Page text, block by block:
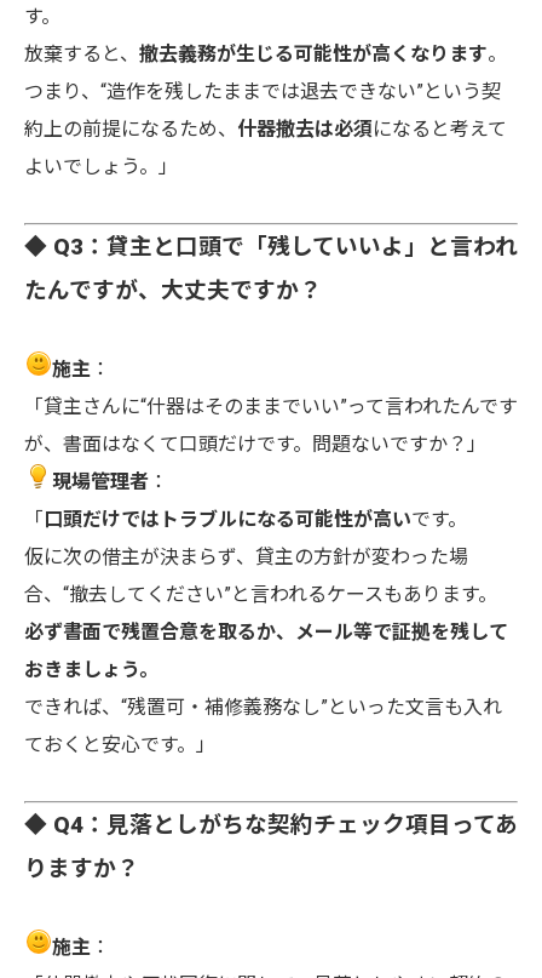
す。
放棄すると、 撤去義務が生じる可能性が高くなります。
つまり、“造作を残したままでは退去できない”という契
約上の前提になるため、 什器撤去は必須になると考えて
よいでしょう。」
◆ Q3：貸主と口頭で「残していいよ」と言われ
たんですが、大丈夫ですか？
施主 ：
「貸主さんに“什器はそのままでいい”って言われたんです
が、書面はなくて口頭だけです。問題ないですか？」
現場管理者 ：
「口頭だけではトラブルになる可能性が高いです。
仮に次の借主が決まらず、貸主の方針が変わった場
合、“撤去してください”と言われるケースもあります。
必ず書面で残置合意を取るか、メール等で証拠を残して
おきましょう。
できれば、“残置可・補修義務なし”といった文言も入れ
ておくと安心です。」
◆ Q4：見落としがちな契約チェック項目ってあ
りますか？
施主 ：